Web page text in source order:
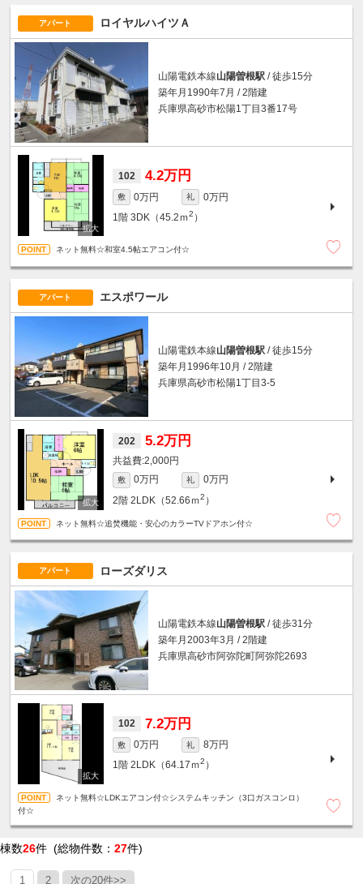
アパート ロイヤルハイツＡ
山陽電鉄本線山陽曽根駅 / 徒歩15分
築年月1990年7月 / 2階建
兵庫県高砂市松陽1丁目3番17号
102 4.2万円
敷 0万円 礼
0万円
1階 3DK（45.2ｍ2 ）
ネット無料☆和室4.5帖エアコン付☆
アパート エスポワール
山陽電鉄本線山陽曽根駅 / 徒歩15分
築年月1996年10月 / 2階建
兵庫県高砂市松陽1丁目3-5
202 5.2万円
2,000円
敷 0万円 礼
0万円
2階 2LDK（52.66ｍ2 ）
ネット無料☆追焚機能・安心のカラーTVドアホン付☆
アパート ローズダリス
山陽電鉄本線山陽曽根駅 / 徒歩31分
築年月2003年3月 / 2階建
兵庫県高砂市阿弥陀町阿弥陀2693
102 7.2万円
敷 0万円 礼
8万円
1階 2LDK（64.17ｍ2 ）
ネット無料☆LDKエアコン付☆システムキッチン（3口ガスコンロ）
付☆
棟数26件 (総物件数： 27件)
1 2 次の20件>>